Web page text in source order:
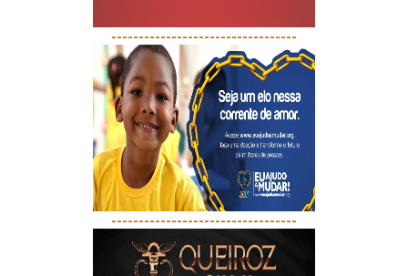
----------------------------------
----------------------------------